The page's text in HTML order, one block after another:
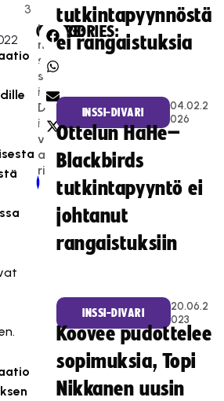
3
CATEGORIES:
I
n
s
s
i-
D
i
v
a
ri
SHARE:
Older Post
Newer Post
tutkintapyynnöstä
ei rangaistuksia
INSSI-DIVARI
04.02.2
026
Ottelun HaHe–
Blackbirds
tutkintapyyntö ei
johtanut
rangaistuksiin
INSSI-DIVARI
20.06.2
023
Koovee pudottelee
sopimuksia, Topi
Nikkanen uusin